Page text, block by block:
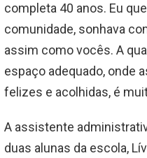
completa 40 anos. Eu
comunidade, sonhava
assim como vocês. A
espaço adequado, onde
felizes e acolhidas, é
A assistente
duas alunas da escola,